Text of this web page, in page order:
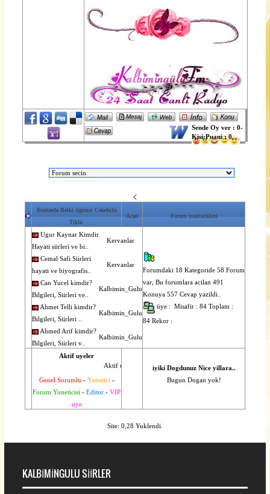
Sende Oy ver : 0-
Kisi:Puani : 0
<
Bunlarda Belki ilginizi Cekebilir
Tikla.
Acan Forum istatistikleri
Ugur Kaynar Kimdir
Hayati siirleri ve bi..
Kervanlar
Cemal Safi Siirleri
hayati ve biyografis..
Kervanlar
Can Yucel kimdir?
Bilgileri, Siirleri ve..
Kalbimin_Gulu
Ahmet Telli kimdir?
Bilgileri, Siirleri ..
Kalbimin_Gulu
Ahmed Arif kimdir?
Bilgileri, Siirleri v..
Kalbimin_Gulu
Forumdaki 18 Kategoride 58 Forum
var, Bu forumlara acilan 491
Konuya 557 Cevap yazildi..
üye : Misafir : 84 Toplam :
84 Rekor :
Aktif uyeler
Aktif uye yok..
Genel Sorumlu - Yonetici -
Forum Yoneticisi - Editor - VIP
uye
iyiki Dogdunuz Nice yillara..
Bugun Dogan yok!
Site: 0,28 Yuklendi.
KALBIMINGULU SIIRLER